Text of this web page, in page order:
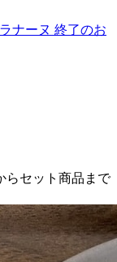
ナーヌ 終了のお
らセット商品まで